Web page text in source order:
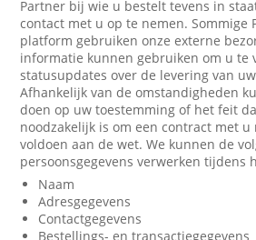
Partner bij wie u bestelt tevens in
contact met u op te nemen. Sommige
platform gebruiken onze externe
informatie kunnen gebruiken om u te
statusupdates over de levering van
Afhankelijk van de omstandigheden
doen op uw toestemming of het feit
noodzakelijk is om een contract met u
voldoen aan de wet. We kunnen de
persoonsgegevens verwerken tijdens
Naam
Adresgegevens
Contactgegevens
Bestellings- en transactiegegevens